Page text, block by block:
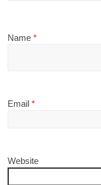
Name*
Email*
Website